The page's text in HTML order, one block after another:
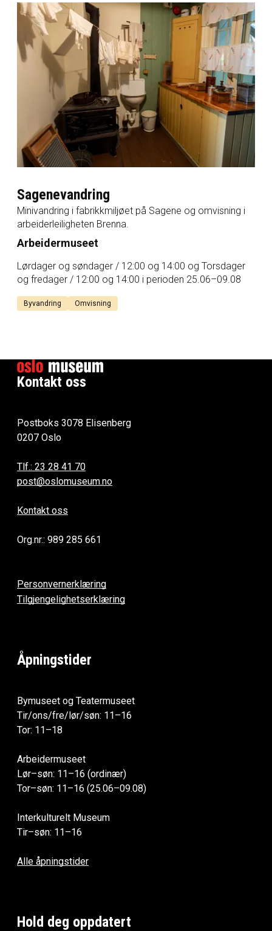
Sagenevandring
Minivandring i fabrikkmiljøet på Sagene og omvisning i
arbeiderleiligheten Brenna.
Arbeidermuseet
Lørdager og søndager / 12:00 og 14:00 og Torsdager
og fredager / 12:00 og 14:00 i perioden 25.06–09.08
Byvandring Omvisning
Kontakt oss
Postboks 3078 Elisenberg
0207 Oslo
Tlf.: 23 28 41 70
post@oslomuseum.no
Kontakt oss
Org.nr.: 989 285 661
Personvernerklæring
Tilgjengelighetserklæring
Åpningstider
Bymuseet og Teatermuseet
Tir/ons/fre/lør/søn: 11–16
Tor: 11–18
Arbeidermuseet
Lør–søn: 11–16 (ordinær)
Tor–søn: 11–16 (25.06–09.08)
Interkulturelt Museum
Tir–søn: 11–16
Alle åpningstider
Hold deg oppdatert